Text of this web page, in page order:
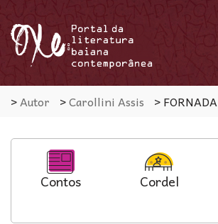
>Autor >Carollini Assis >FORNADA
Contos Cordel